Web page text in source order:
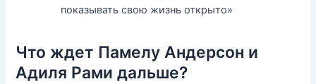
показывать свою жизнь открыто»
Что ждет Памелу Андерсон и
Адиля Рами дальше?